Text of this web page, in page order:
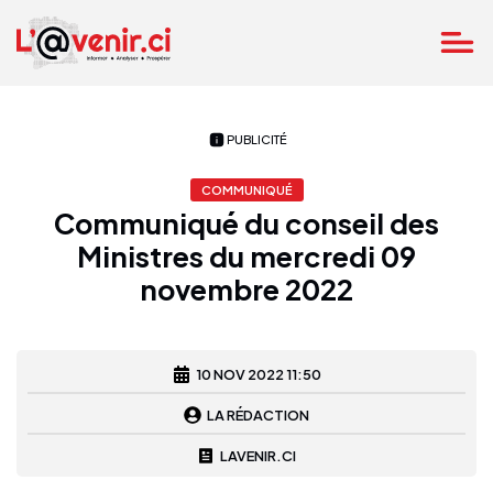
PUBLICITÉ
COMMUNIQUÉ
Communiqué du conseil des
Ministres du mercredi 09
novembre 2022
10 NOV 2022 11:50
LA RÉDACTION
LAVENIR.CI